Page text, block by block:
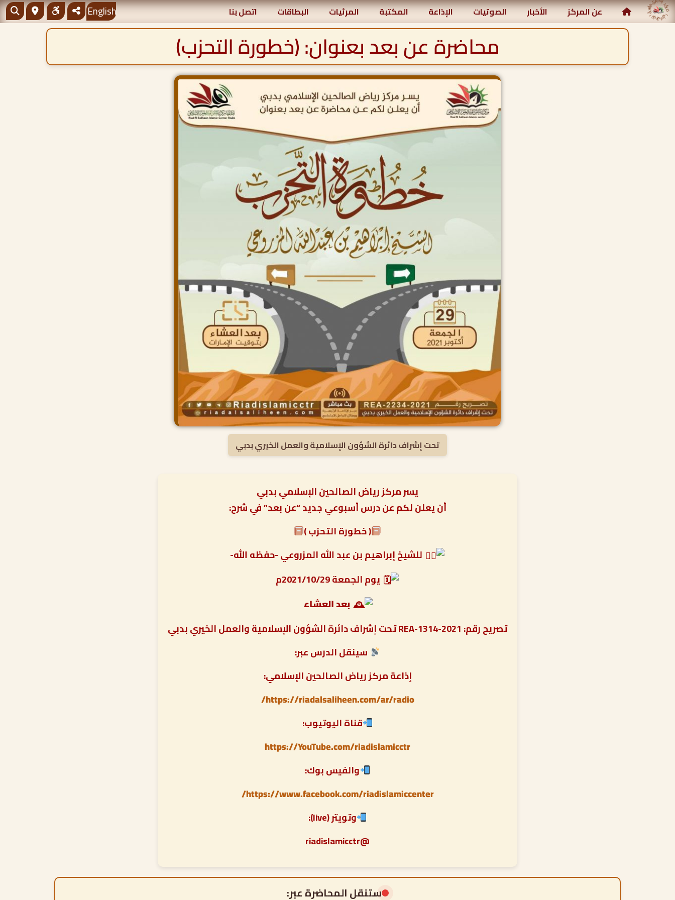
مركز رياض الصالحين الإسلامي عن المركز الأخبار الصوتيات الإذاعة المكتبة المرئيات البطاقات اتصل بنا English
محاضرة عن بعد بعنوان: (خطورة التحزب)
تحت إشراف دائرة الشؤون الإسلامية والعمل الخيري بدبي
يسر مركز رياض الصالحين الإسلامي بدبي
أن يعلن لكم عن درس أسبوعي جديد “عن بعد” في شرح:
( خطورة التحزب )
للشيخ إبراهيم بن عبد الله المزروعي -حفظه الله-
يوم الجمعة 2021/10/29م
بعد العشاء
تصريح رقم: REA-1314-2021 تحت إشراف دائرة الشؤون الإسلامية والعمل الخيري بدبي
سينقل الدرس عبر:
إذاعة مركز رياض الصالحين الإسلامي:
https://riadalsaliheen.com/ar/radio/
قناة اليوتيوب:
https://YouTube.com/riadislamicctr
والفيس بوك:
https://www.facebook.com/riadislamiccenter/
وتويتر (live):
@riadislamicctr
ستنقل المحاضرة عبر: